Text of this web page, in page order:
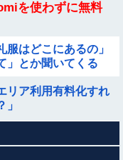
を使わずに無料
はどこにあるの」
」とか聞いてくる
リア利用有料化すれ
っ腹だな」（海外